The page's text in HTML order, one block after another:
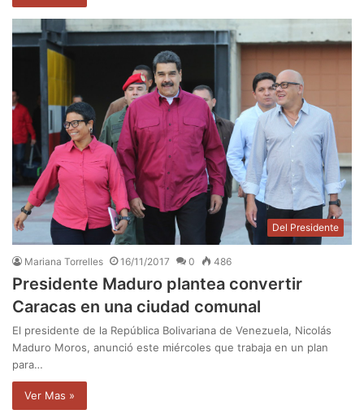
Del Presidente
Mariana Torrelles 16/11/2017 0 486
Presidente Maduro plantea convertir
Caracas en una ciudad comunal
El presidente de la República Bolivariana de Venezuela, Nicolás
Maduro Moros, anunció este miércoles que trabaja en un plan
para…
Ver Mas »